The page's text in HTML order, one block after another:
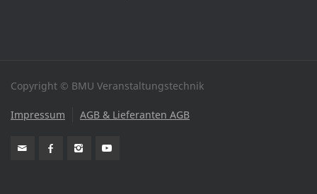
Copyright © BMU Veranstaltungstechnik
Impressum AGB & Lieferanten AGB